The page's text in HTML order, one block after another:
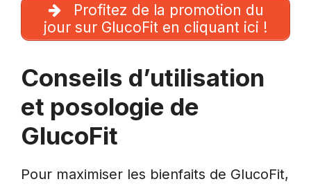
Profitez de la promotion du
jour sur GlucoFit en cliquant ici !
Conseils d’utilisation
et posologie de
GlucoFit
Pour maximiser les bienfaits de GlucoFit,